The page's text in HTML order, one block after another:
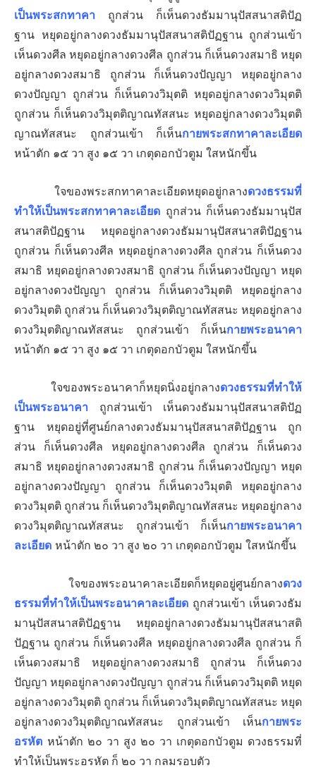
เป็นพระสกทาคา ถูกส่วน ก็เห็นดวงธัมมานุปัสสนาสติปัฏ
ฐาน หยุดอยู่กลางดวงธัมมานุปัสสนาสติปัฏฐาน ถูกส่วนเข้า
เห็นดวงศีลหยุดอยู่กลางดวงศีล ถูกส่วน ก็เห็นดวงสมาธิ หยุด
อยู่กลางดวงสมาธิ ถูกส่วน ก็เห็นดวงปัญญา หยุดอยู่กลาง
ดวงปัญญา ถูกส่วน ก็เห็นดวงวิมุตติ หยุดอยู่กลางดวงวิมุตติ
ถูกส่วน ก็เห็นดวงวิมุตติญาณทัสสนะ หยุดอยู่กลางดวงวิมุตติ
ญาณทัสสนะ ถูกส่วนเข้า ก็เห็นกายพระสกทาคาละเอียด
หน้าตัก ๑๕ วา สูง ๑๕ วา เกตุดอกบัวตูม ใสหนักขึ้น
ใจของพระสกทาคาละเอียดหยุดอยู่กลางดวงธรรมที่
ทำให้เป็นพระสกทาคาละเอียด ถูกส่วน ก็เห็นดวงธัมมานุปัส
สนาสติปัฏฐาน หยุดอยู่กลางดวงธัมมานุปัสสนาสติปัฏฐาน
ถูกส่วน ก็เห็นดวงศีล หยุดอยู่กลางดวงศีล ถูกส่วน ก็เห็นดวง
สมาธิ หยุดอยู่กลางดวงสมาธิ ถูกส่วน ก็เห็นดวงปัญญา หยุด
อยู่กลางดวงปัญญา ถูกส่วน ก็เห็นดวงวิมุตติ หยุดอยู่กลาง
ดวงวิมุตติ ถูกส่วน ก็เห็นดวงวิมุตติญาณทัสสนะ หยุดอยู่กลาง
ดวงวิมุตติญาณทัสสนะ ถูกส่วนเข้า ก็เห็นกายพระอนาคา
หน้าตัก ๑๕ วา สูง ๑๕ วา เกตุดอกบัวตูม ใสหนักขึ้น
ใจของพระอนาคาก็หยุดนิ่งอยู่กลางดวงธรรมที่ทำให้
เป็นพระอนาคา ถูกส่วนเข้า เห็นดวงธัมมานุปัสสนาสติปัฏ
ฐาน หยุดอยู่ที่ศูนย์กลางดวงธัมมานุปัสสนาสติปัฏฐาน ถูก
ส่วน ก็เห็นดวงศีล หยุดอยู่กลางดวงศีล ถูกส่วน ก็เห็นดวง
สมาธิ หยุดอยู่กลางดวงสมาธิ ถูกส่วน ก็เห็นดวงปัญญา หยุด
อยู่กลางดวงปัญญา ถูกส่วน ก็เห็นดวงวิมุตติ หยุดอยู่กลาง
ดวงวิมุตติ ถูกส่วน ก็เห็นดวงวิมุตติญาณทัสสนะ หยุดอยู่กลาง
ดวงวิมุตติญาณทัสสนะ ถูกส่วนเข้า ก็เห็นกายพระอนาคา
ละเอียด หน้าตัก ๒๐ วา สูง ๒๐ วา เกตุดอกบัวตูม ใสหนักขึ้น
ใจของพระอนาคาละเอียดก็หยุดอยู่ศูนย์กลางดวง
ธรรมที่ทำให้เป็นพระอนาคาละเอียด ถูกส่วนเข้า เห็นดวงธัม
มานุปัสสนาสติปัฏฐาน หยุดอยู่กลางดวงธัมมานุปัสสนาสติ
ปัฏฐาน ถูกส่วน ก็เห็นดวงศีล หยุดอยู่กลางดวงศีล ถูกส่วน ก็
เห็นดวงสมาธิ หยุดอยู่กลางดวงสมาธิ ถูกส่วน ก็เห็นดวง
ปัญญาหยุดอยู่กลางดวงปัญญา ถูกส่วน ก็เห็นดวงวิมุตติ หยุด
อยู่กลางดวงวิมุตติ ถูกส่วน ก็เห็นดวงวิมุตติญาณทัสสนะ หยุด
อยู่กลางดวงวิมุตติญาณทัสสนะ ถูกส่วนเข้า เห็นกายพระ
อรหัต หน้าตัก ๒๐ วา สูง ๒๐ วา เกตุดอกบัวตูม ดวงธรรมที่
ทำให้เป็นพระอรหัต ก็ ๒๐ วา กลมรอบตัว